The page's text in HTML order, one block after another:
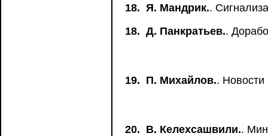
18. Я. Мандрик..
18. Д. Панкратьев..
19. П. Михайлов..
20. В. Келехсашвили..